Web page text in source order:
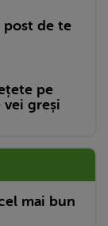
de te
pe
vei greși
mai bun